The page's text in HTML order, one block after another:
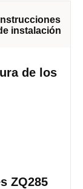
Instrucciones
instalación
de los
ZQ285